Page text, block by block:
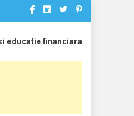
educatie financiara